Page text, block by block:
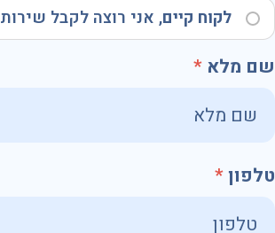
לקוח קיים, אני רוצה לקבל שירות
שם מלא
טלפון